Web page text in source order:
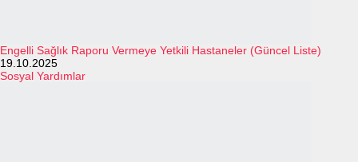
Engelli Sağlık Raporu Vermeye Yetkili Hastaneler (Güncel Liste)
19.10.2025
Sosyal Yardımlar